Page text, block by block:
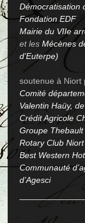
Démocratisation
Fondation EDF
Mairie du VIIe
et lesMécènes
d’Euterpe)
soutenue à Niort
Comité
Valentin Haüy,
Crédit Agricole
Groupe Thebault
Rotary Club
Best Western
Communauté
d’Agesci